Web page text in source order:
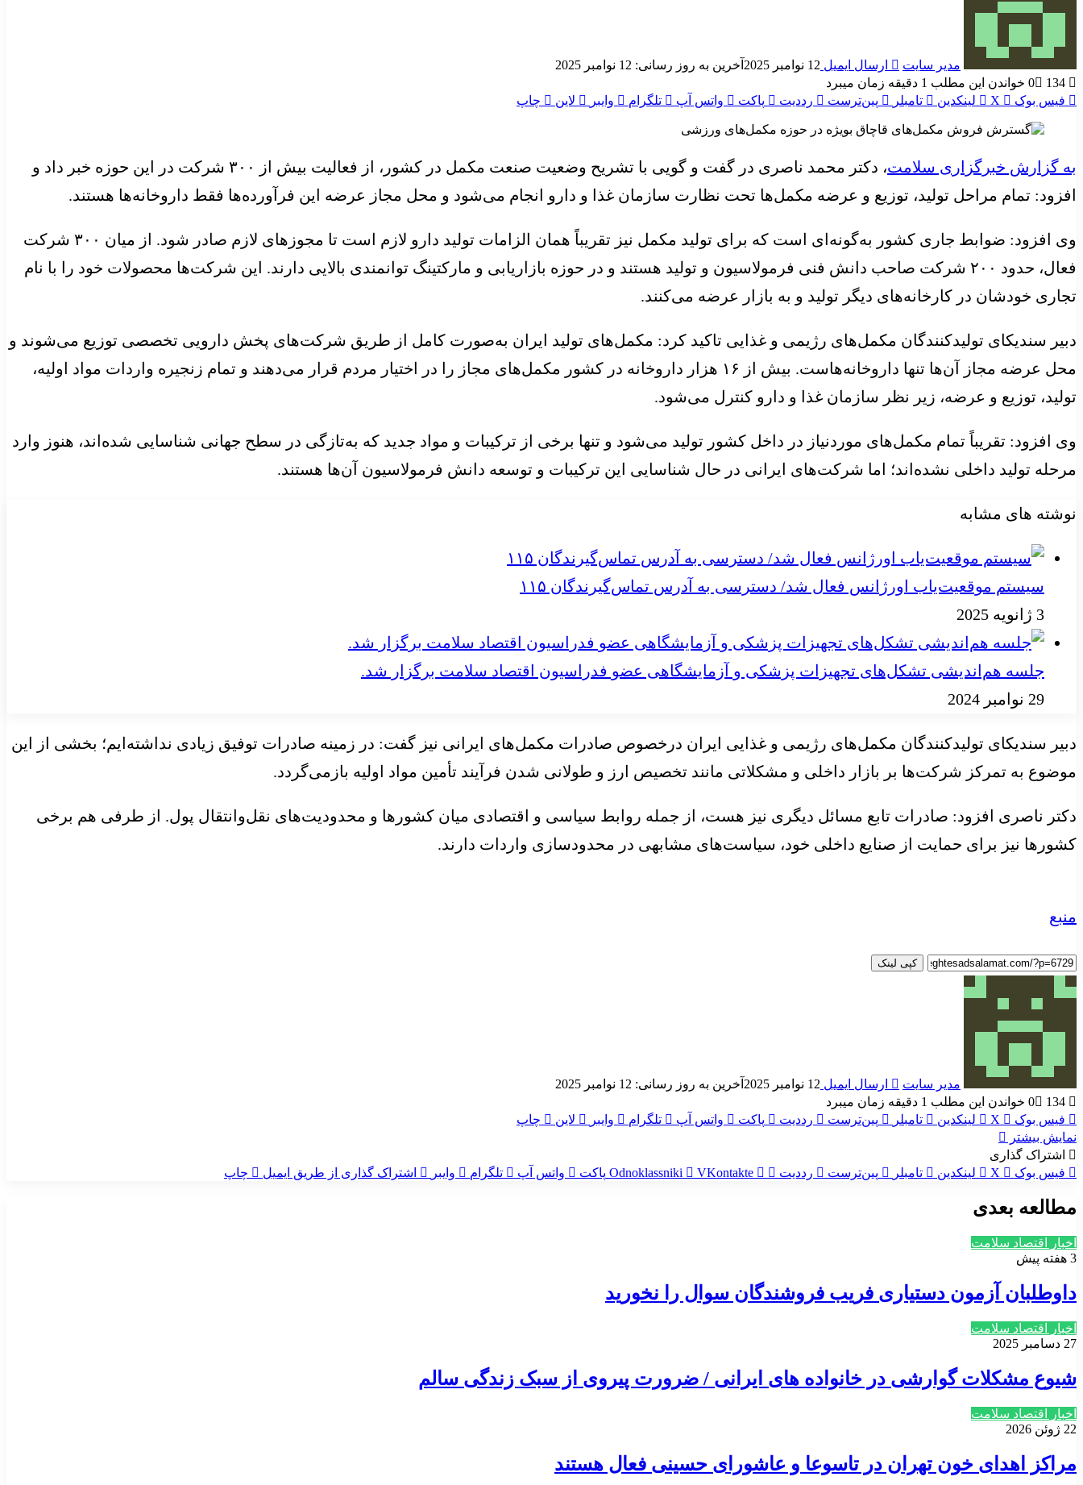
مدیر سایت ارسال ایمیل 12 نوامبر 2025
آخرین به روز رسانی: 12 نوامبر 2025
0
134
خواندن این مطلب 1 دقیقه زمان میبرد
فیس بوک
X لینکدین ‫تامبلر ‫پین‌ترست ‫رددیت پاکت واتس آپ تلگرام وایبر لاین چاپ
به گزارش خبرگزاری سلامت
، دکتر محمد ناصری در گفت و گویی با تشریح وضعیت صنعت مکمل در کشور، از فعالیت بیش از ۳۰۰ شرکت در این حوزه خبر داد و
افزود: تمام مراحل تولید، توزیع و عرضه مکمل‌ها تحت نظارت سازمان غذا و دارو انجام می‌شود و محل مجاز عرضه این فرآورده‌ها فقط داروخانه‌ها هستند.
وی افزود: ضوابط جاری کشور به‌گونه‌ای است که برای تولید مکمل نیز تقریباً همان الزامات تولید دارو لازم است تا مجوزهای لازم صادر شود. از میان ۳۰۰ شرکت
فعال، حدود ۲۰۰ شرکت صاحب دانش فنی فرمولاسیون و تولید هستند و در حوزه بازاریابی و مارکتینگ توانمندی بالایی دارند. این شرکت‌ها محصولات خود را با نام
تجاری خودشان در کارخانه‌های دیگر تولید و به بازار عرضه می‌کنند.
دبیر سندیکای تولیدکنندگان مکمل‌های رژیمی و غذایی تاکید کرد: مکمل‌های تولید ایران به‌صورت کامل از طریق شرکت‌های پخش دارویی تخصصی توزیع می‌شوند و
محل عرضه مجاز آن‌ها تنها داروخانه‌هاست. بیش از ۱۶ هزار داروخانه در کشور مکمل‌های مجاز را در اختیار مردم قرار می‌دهند و تمام زنجیره واردات مواد اولیه،
تولید، توزیع و عرضه، زیر نظر سازمان غذا و دارو کنترل می‌شود.
وی افزود: تقریباً تمام مکمل‌های موردنیاز در داخل کشور تولید می‌شود و تنها برخی از ترکیبات و مواد جدید که به‌تازگی در سطح جهانی شناسایی شده‌اند، هنوز وارد
مرحله تولید داخلی نشده‌اند؛ اما شرکت‌های ایرانی در حال شناسایی این ترکیبات و توسعه دانش فرمولاسیون آن‌ها هستند.
نوشته های مشابه
سیستم موقعیت‌یاب اورژانس فعال شد/ دسترسی به آدرس تماس‌گیرندگان ۱۱۵
3 ژانویه 2025
جلسه هم‌اندیشی تشکل‌های تجهیزات پزشکی و آزمایشگاهی عضو فدراسیون اقتصاد سلامت برگزار شد.
29 نوامبر 2024
دبیر سندیکای تولیدکنندگان مکمل‌های رژیمی و غذایی ایران درخصوص صادرات مکمل‌های ایرانی نیز گفت: در زمینه صادرات توفیق زیادی نداشته‌ایم؛ بخشی از این
موضوع به تمرکز شرکت‌ها بر بازار داخلی و مشکلاتی مانند تخصیص ارز و طولانی شدن فرآیند تأمین مواد اولیه بازمی‌گردد.
دکتر ناصری افزود: صادرات تابع مسائل دیگری نیز هست، از جمله روابط سیاسی و اقتصادی میان کشورها و محدودیت‌های نقل‌وانتقال پول. از طرفی هم برخی
کشورها نیز برای حمایت از صنایع داخلی خود، سیاست‌های مشابهی در محدودسازی واردات دارند.
منبع
کپی لینک
مدیر سایت ارسال ایمیل 12 نوامبر 2025
آخرین به روز رسانی: 12 نوامبر 2025
0
134
خواندن این مطلب 1 دقیقه زمان میبرد
فیس بوک
X لینکدین ‫تامبلر ‫پین‌ترست ‫رددیت پاکت واتس آپ تلگرام وایبر لاین
چاپ
نمایش بیشتر
اشتراک گذاری
فیس بوک
X لینکدین ‫تامبلر ‫پین‌ترست ‫رددیت ‫VKontakte
‫Odnoklassniki پاکت واتس آپ تلگرام وایبر اشتراک گذاری از طریق ایمیل چاپ
مطالعه بعدی
اخبار اقتصاد سلامت
3 هفته پیش
داوطلبان آزمون دستیاری فریب فروشندگان سوال را نخورید
اخبار اقتصاد سلامت
27 دسامبر 2025
شیوع مشکلات گوارشی در خانواده های ایرانی / ضرورت پیروی از سبک زندگی سالم
اخبار اقتصاد سلامت
22 ژوئن 2026
مراکز اهدای خون تهران در تاسوعا و عاشورای حسینی فعال هستند